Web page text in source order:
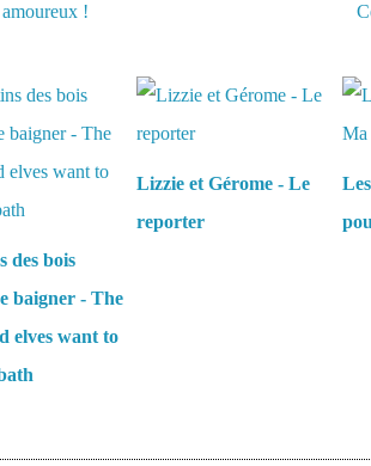
!
des bois
baigner - The
elves want to
Lizzie et Gérome - Le
reporter